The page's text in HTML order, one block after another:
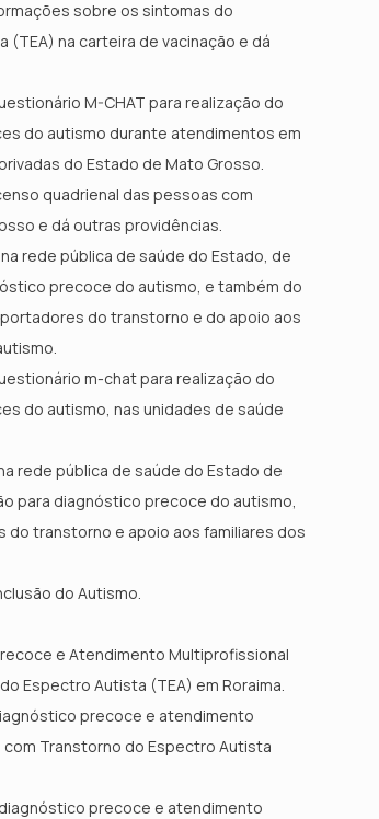
sobre os sintomas do
na carteira de vacinação e dá
M-CHAT para realização do
do autismo durante atendimentos em
do Estado de Mato Grosso.
quadrienal das pessoas com
e dá outras providências.
rede pública de saúde do Estado, de
precoce do autismo, e também do
do transtorno e do apoio aos
m-chat para realização do
do autismo, nas unidades de saúde
rede pública de saúde do Estado de
para diagnóstico precoce do autismo,
transtorno e apoio aos familiares dos
do Autismo.
e Atendimento Multiprofissional
Espectro Autista (TEA) em Roraima.
precoce e atendimento
Transtorno do Espectro Autista
precoce e atendimento